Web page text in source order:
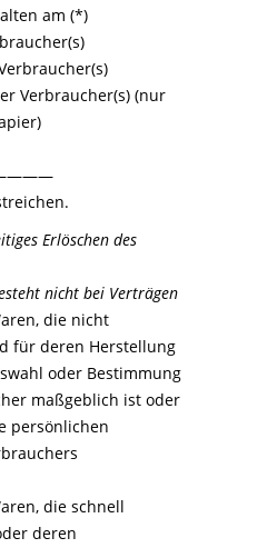
am (*)
Verbraucher(s) (nur
Erlöschen des
nicht bei Verträgen
die nicht
für deren Herstellung
oder Bestimmung
maßgeblich ist oder
persönlichen
die schnell
deren